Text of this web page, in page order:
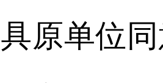
原单位